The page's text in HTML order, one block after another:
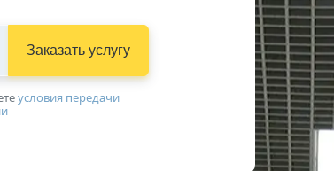
Заказать услугу
условия передачи